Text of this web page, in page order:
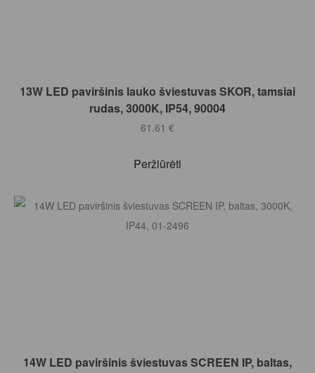
Į KREPŠELĮ
13W LED paviršinis lauko šviestuvas SKOR, tamsiai
rudas, 3000K, IP54, 90004
61.61 €
Peržiūrėti
Į KREPŠELĮ
14W LED paviršinis šviestuvas SCREEN IP, baltas,